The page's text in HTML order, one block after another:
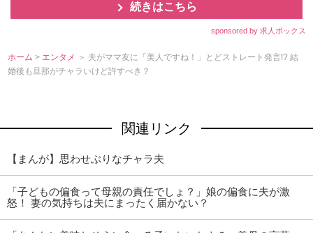
続きはこちら
sponsored by 求人ボックス
ホーム > エンタメ ＞ 夫がママ友に「美人ですね！」とどストレート発言!? 結
婚後も旦那がチャラいけど許すべき？
関連リンク
【まんが】思わせぶりなチャラ夫
「子どもの偏食って母親の責任でしょ？」娘の偏食に夫が激
怒！ 妻の気持ちは夫にまったく届かない？